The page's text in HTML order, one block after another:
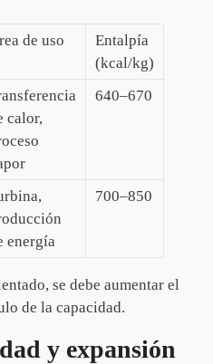
de uso
Entalpía
(kcal/kg)
calor,
640–670
energía
700–850
se debe aumentar el
de la capacidad.
y expansión